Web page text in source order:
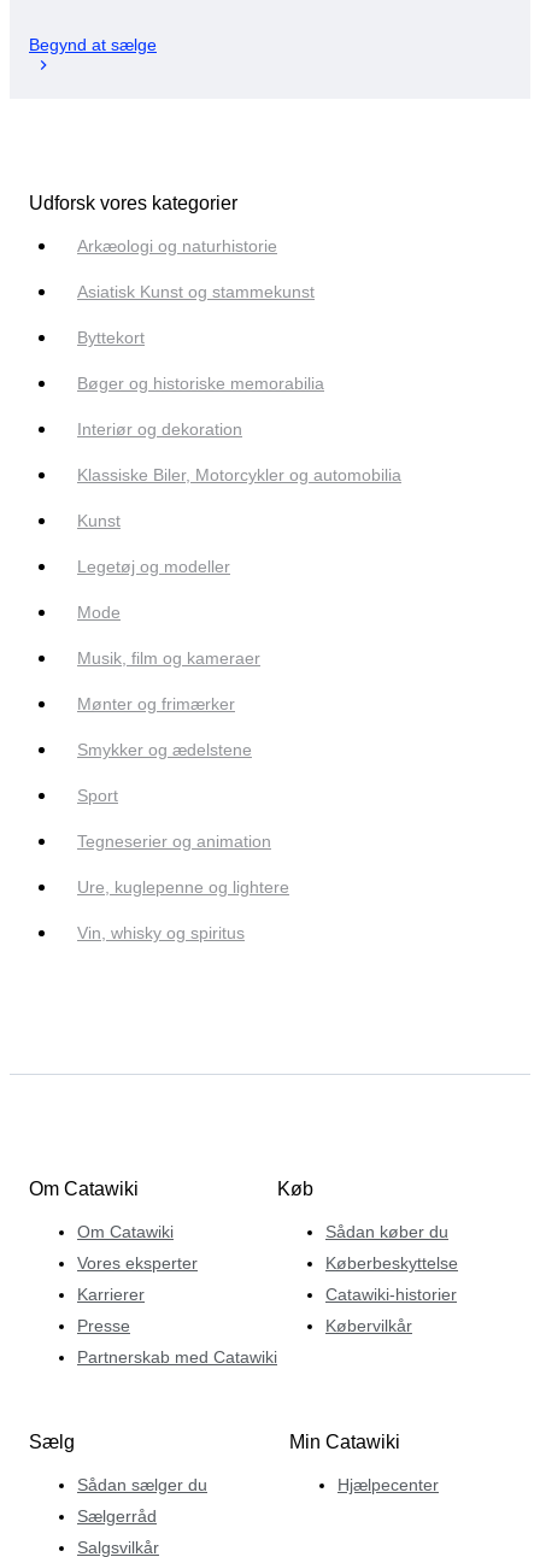
Begynd at sælge
Udforsk vores kategorier
Arkæologi og naturhistorie
Asiatisk Kunst og stammekunst
Byttekort
Bøger og historiske memorabilia
Interiør og dekoration
Klassiske Biler, Motorcykler og automobilia
Kunst
Legetøj og modeller
Mode
Musik, film og kameraer
Mønter og frimærker
Smykker og ædelstene
Sport
Tegneserier og animation
Ure, kuglepenne og lightere
Vin, whisky og spiritus
Om Catawiki
Om Catawiki
Vores eksperter
Karrierer
Presse
Partnerskab med Catawiki
Køb
Sådan køber du
Køberbeskyttelse
Catawiki-historier
Købervilkår
Sælg
Sådan sælger du
Sælgerråd
Salgsvilkår
Min Catawiki
Hjælpecenter